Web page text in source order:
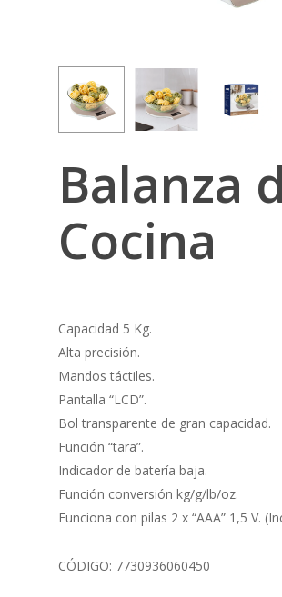
Balanza
Cocina
Capacidad 5 Kg.
Alta precisión.
Mandos táctiles.
Pantalla “LCD”.
Bol transparente de gran capacidad.
Función “tara”.
Indicador de batería baja.
Función conversión kg/g/lb/oz.
Funciona con pilas 2 x “AAA” 1,5 V.
CÓDIGO: 7730936060450